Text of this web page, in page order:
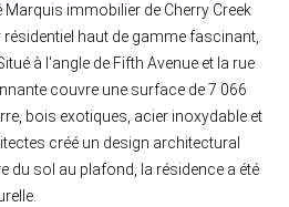
immobilier de Cherry Creek
haut de gamme fascinant,
à l'angle de Fifth Avenue et la rue
couvre une surface de 7 066
bois exotiques, acier inoxydable et
créé un design architectural
du sol au plafond, la résidence a été